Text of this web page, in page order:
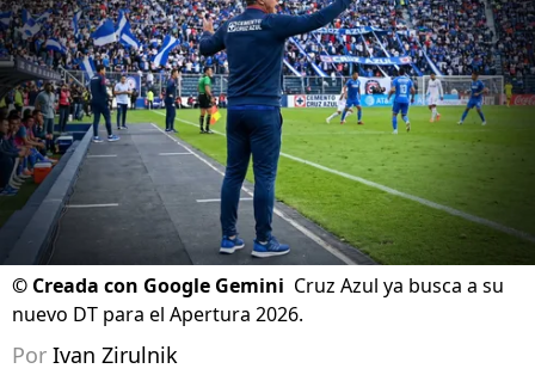
© Creada con Google Gemini Cruz Azul ya busca a su
nuevo DT para el Apertura 2026.
Por Ivan Zirulnik